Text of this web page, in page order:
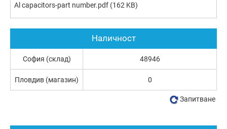
Al capacitors-part number.pdf (162 KB)
Наличност
София (склад) 48946
Пловдив (магазин) 0
Запитване